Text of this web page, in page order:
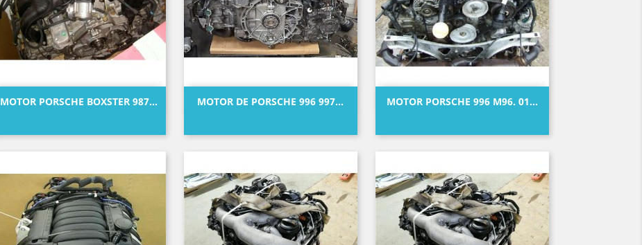
MOTOR PORSCHE BOXSTER 987...
Vista rápida MOTOR DE PORSCHE 996 997...
Vista rápida MOTOR PORSCHE 996 M96. 01...
Vista rápida